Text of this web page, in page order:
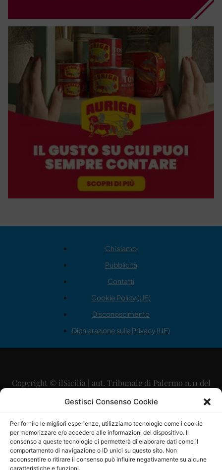
Gestisci Consenso Cookie
Per fornire le migliori esperienze, utilizziamo tecnologie come i cookie
per memorizzare e/o accedere alle informazioni del dispositivo. Il
consenso a queste tecnologie ci permetterà di elaborare dati come il
comportamento di navigazione o ID unici su questo sito. Non
acconsentire o ritirare il consenso può influire negativamente su alcune
caratteristiche e funzioni.
Chi siamo
Pubblicità
Contatti
Cookie Policy (UE)
Disconoscimento
Dichiarazione sulla Privacy (UE)
Copyright © ilSicilia | aut. Tribunale di Palermo n.11 del
29/09/2015
Direttore Editoriale: Maurizio Scaglione
Direttore Responsabile: Maria Calabrese